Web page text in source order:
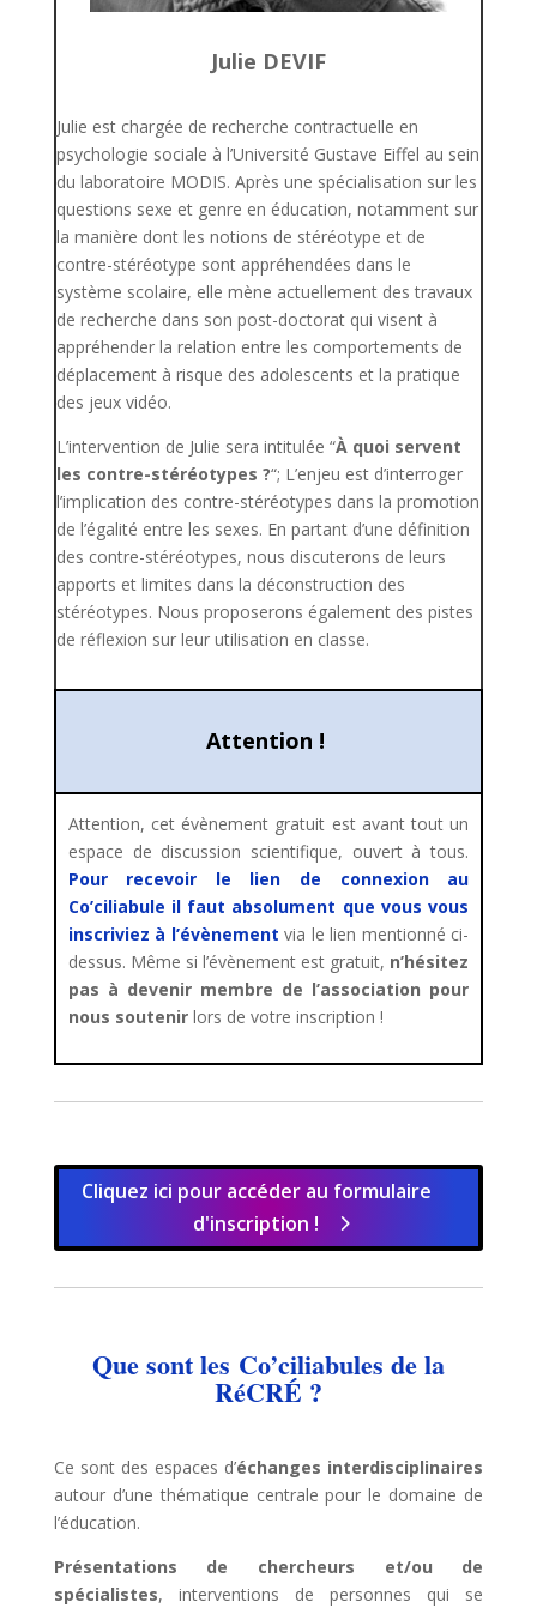
Julie DEVIF
Julie est chargée de recherche contractuelle en
psychologie sociale à l’Université Gustave Eiffel au sein
du laboratoire MODIS. Après une spécialisation sur les
questions sexe et genre en éducation, notamment sur
la manière dont les notions de stéréotype et de
contre-stéréotype sont appréhendées dans le
système scolaire, elle mène actuellement des travaux
de recherche dans son post-doctorat qui visent à
appréhender la relation entre les comportements de
déplacement à risque des adolescents et la pratique
des jeux vidéo.
L’intervention de Julie sera intitulée “À quoi servent
les contre-stéréotypes ?“; L’enjeu est d’interroger
l’implication des contre-stéréotypes dans la promotion
de l’égalité entre les sexes. En partant d’une définition
des contre-stéréotypes, nous discuterons de leurs
apports et limites dans la déconstruction des
stéréotypes. Nous proposerons également des pistes
de réflexion sur leur utilisation en classe.
Attention !
Attention, cet évènement gratuit est avant tout un
espace de discussion scientifique, ouvert à tous.
Pour recevoir le lien de connexion au
Co’ciliabule il faut absolument que vous vous
inscriviez à l’évènement via le lien mentionné ci-
dessus. Même si l’évènement est gratuit, n’hésitez
pas à devenir membre de l’association pour
nous soutenirlors de votre inscription !
Cliquez ici pour accéder au formulaire
d'inscription !
Que sont les Co’ciliabules de la
RéCRÉ ?
Ce sont des espaces d’échanges interdisciplinaires
autour d’une thématique centrale pour le domaine de
l’éducation.
Présentations de chercheurs et/ou de
spécialistes, interventions de personnes qui se